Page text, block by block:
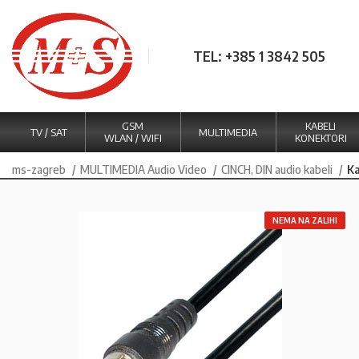
TEL: +385 1 3842 505
TV / SAT
GSM
WLAN / WIFI
MULTIMEDIA
KABELI
KONEKTORI
ms-zagreb MULTIMEDIA Audio Video CINCH, DIN audio kabeli
NEMA NA ZALIHI